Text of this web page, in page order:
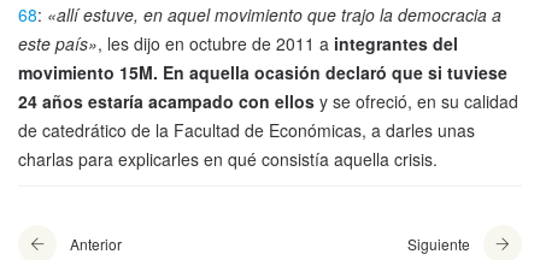
68: «allí estuve, en aquel movimiento que trajo la democracia a
este país», les dijo en octubre de 2011 a integrantes del
movimiento 15M. En aquella ocasión declaró que si tuviese
24 años estaría acampado con ellos y se ofreció, en su calidad
de catedrático de la Facultad de Económicas, a darles unas
charlas para explicarles en qué consistía aquella crisis.
Anterior Siguiente